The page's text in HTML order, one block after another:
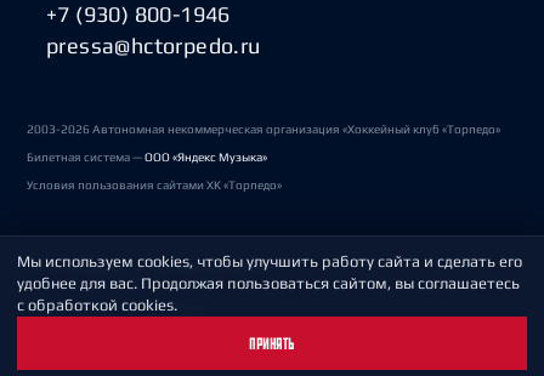
+7 (930) 800-1946
pressa@hctorpedo.ru
2003-2026 Автономная некоммерческая организация «Хоккейный клуб «Торпедо»
Билетная система —ООО «Яндекс Музыка»
Условия пользования сайтами ХК «Торпедо»
Политика обработки персональных данных
Пользовательское соглашение
Мы используем cookies, чтобы улучшить работу сайта и сделать его
удобнее для вас. Продолжая пользоваться сайтом, вы соглашаетесь
с обработкой cookies.
ПРИНЯТЬ